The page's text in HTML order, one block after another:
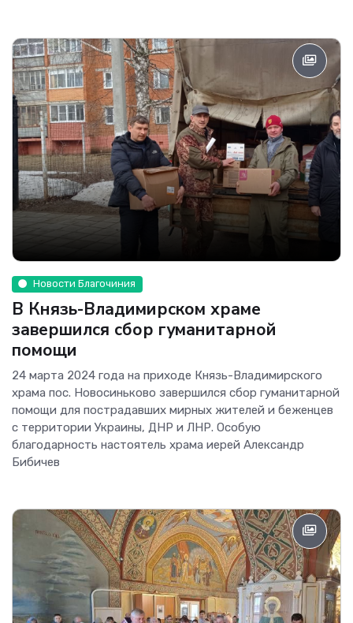
Новости Благочиния
В Князь-Владимирском храме
завершился сбор гуманитарной
помощи
24 марта 2024 года на приходе Князь-Владимирского
храма пос. Новосиньково завершился сбор гуманитарной
помощи для пострадавших мирных жителей и беженцев
с территории Украины, ДНР и ЛНР. Особую
благодарность настоятель храма иерей Александр
Бибичев